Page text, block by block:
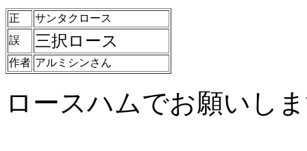
正
サンタクロース
誤
三択ロース
作者 アルミシンさん
ロースハムでお願いし